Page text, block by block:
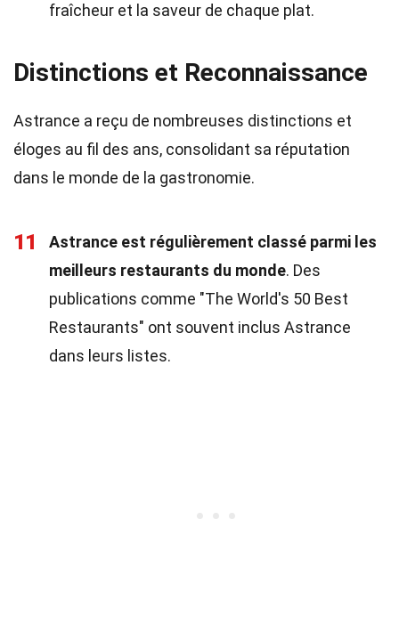
fraîcheur et la saveur de chaque plat.
Distinctions et Reconnaissance
Astrance a reçu de nombreuses distinctions et
éloges au fil des ans, consolidant sa réputation
dans le monde de la gastronomie.
11
Astrance est régulièrement classé parmi les
meilleurs restaurants du monde. Des
publications comme "The World's 50 Best
Restaurants" ont souvent inclus Astrance
dans leurs listes.